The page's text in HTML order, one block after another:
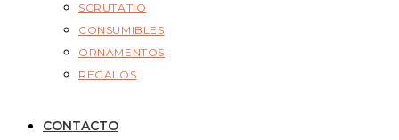
SCRUTATIO
CONSUMIBLES
ORNAMENTOS
REGALOS
CONTACTO